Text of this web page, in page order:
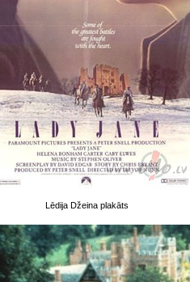
Lēdija Džeina plakāts